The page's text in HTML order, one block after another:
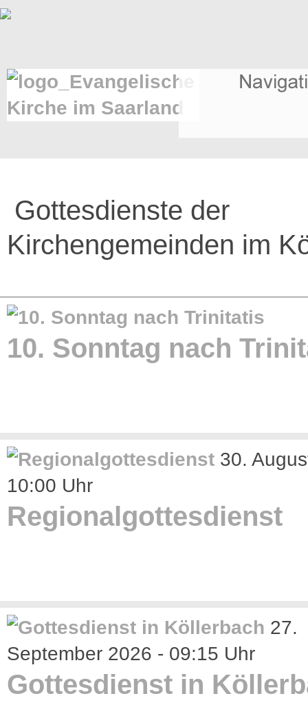
Gottesdienste der
Kirchengemeinden im
10. Sonntag nach
30.
10:00 Uhr
Regionalgottesdienst
27.
September 2026 - 09:15 Uhr
Gottesdienst in